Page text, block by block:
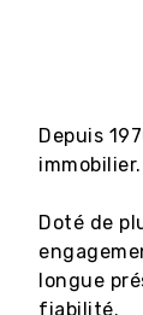
Depuis
immobilier.
Doté de
longue
fiabilité.